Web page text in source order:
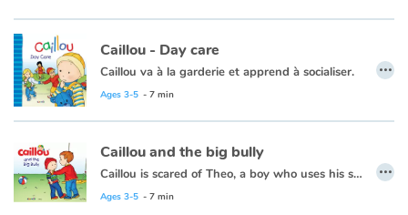
Caillou - Day care
Caillou va à la garderie et apprend à socialiser.
Cette histoire existe aussi en français :
Ages 3-5 - 7 min
…
Caillou and the big bully
Caillou is scared of Theo, a boy who uses his strength to get what he wants.
This book is also available in French:
Ages 3-5 - 7 min
…